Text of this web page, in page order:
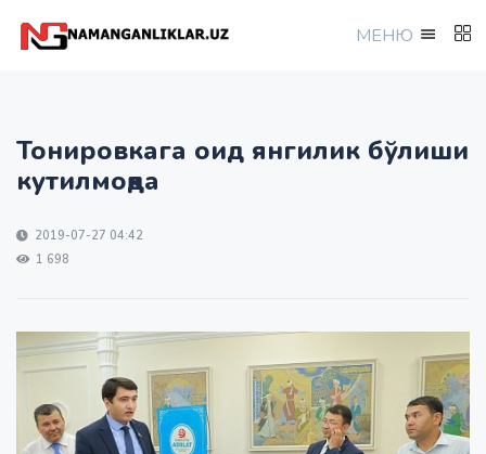
МEНЮ
Тонировкага оид янгилик бўлиши
кутилмоқда
2019-07-27 04:42
1 698